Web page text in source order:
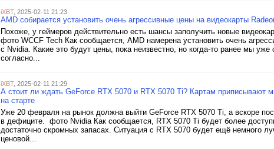
iXBT, 2025-02-11 21:23
AMD собирается установить очень агрессивные цены на видеокарты
Похоже, у геймеров действительно есть шансы заполучить новые
фото WCCF Tech Как сообщается, AMD намерена установить очень
с Nvidia. Какие это будут цены, пока неизвестно, но когда-то ранее мы
согласно...
iXBT, 2025-02-11 21:29
А стоит ли ждать GeForce RTX 5070 и RTX 5070 Ti? Картам приписывают
на старте
Уже 20 февраля на рынок должна выйти GeForce RTX 5070 Ti, а вскоре
в дефиците. фото Nvidia Как сообщается, RTX 5070 Ti будет более
достаточно скромных запасах. Ситуация с RTX 5070 будет ещё немного
ценовой...